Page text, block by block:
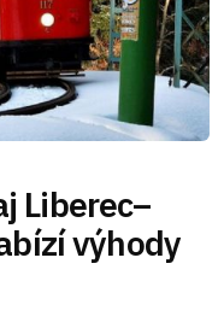
Liberec–
výhody